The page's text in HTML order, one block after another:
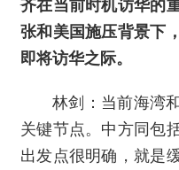
齐在当前时机访华的
张和美国施压背景下
即将访华之际。
林剑：当前海湾
关键节点。中方同包
出发点很明确，就是